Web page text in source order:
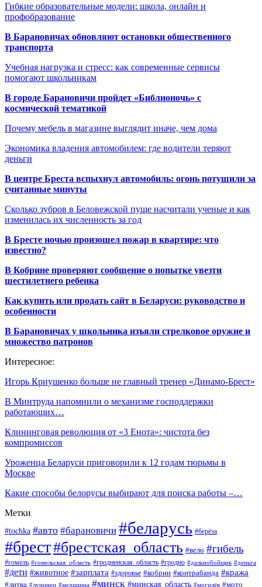
Гибкие образовательные модели: школа, онлайн и
профобразование
В Барановичах обновляют остановки общественного
транспорта
Учебная нагрузка и стресс: как современные сервисы
помогают школьникам
В городе Барановичи пройдет «Библионочь» с
космической тематикой
Почему мебель в магазине выглядит иначе, чем дома
Экономика владения автомобилем: где водители теряют
деньги
В центре Бреста вспыхнул автомобиль: огонь потушили за
считанные минуты
Сколько зубров в Беловежской пуще насчитали ученые и как
изменилась их численность за год
В Бресте ночью произошел пожар в квартире: что
известно?
В Кобрине проверяют сообщение о попытке увезти
шестилетнего ребенка
Как купить или продать сайт в Беларуси: руководство и
особенности
В Барановичах у школьника изъяли стрелковое оружие и
множество патронов
Интересное:
Игорь Криушенко больше не главный тренер «Динамо-Брест»
В Минтруда напомнили о механизме господдержки
работающих…
Клининговая революция от «3 Енота»: чистота без
компромиссов
Уроженца Беларуси приговорили к 12 годам тюрьмы в
Москве
Какие способы белорусы выбирают для поиска работы –…
Метки
#tochka #авто #барановичи #беларусь #берёза
#брест#брестская_область #вело #гибель
#гомель #гомельская_область #гродненская_область #гродно #дальнобойщик #деньга
#дети #животное #зарплата #здоровье #кобрин #контрабанда #кража
#литва #лунинец #медицина #минск #минская_область #могилёв #мото